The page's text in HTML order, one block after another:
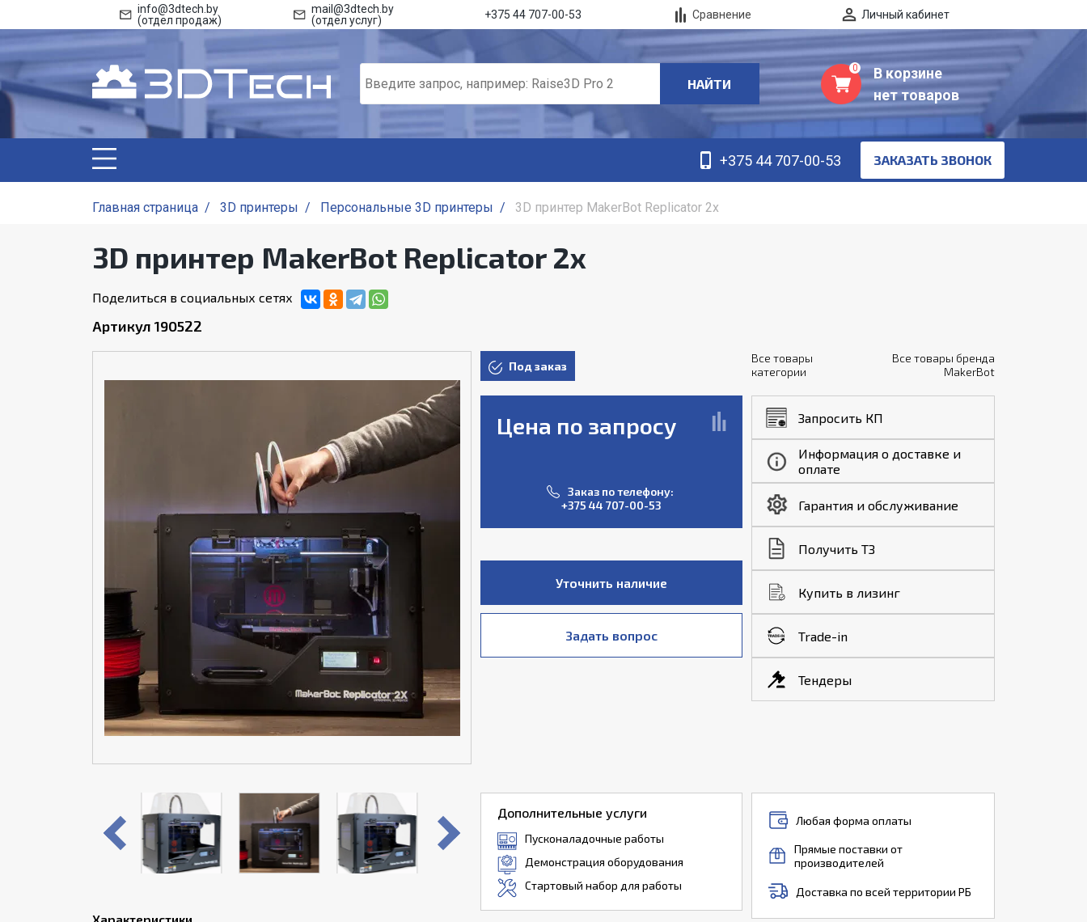
info@3dtech.by
(отдел продаж)
mail@3dtech.by
(отдел услуг)
+375 44 707-00-53 Сравнение Личный кабинет
НАЙТИ
0
В корзине
нет товаров
+375 44 707-00-53 ЗАКАЗАТЬ ЗВОНОК
Главная страница / 3D принтеры / Персональные 3D принтеры / 3D принтер MakerBot Replicator 2x
3D принтер MakerBot Replicator 2x
Поделиться в социальных сетях
Артикул 190522
Под заказ
Цена по запросу
Заказ по телефону:
+375 44 707-00-53
Уточнить наличие
Задать вопрос
Все товары
категории
Все товары бренда
MakerBot
Запросить КП
Информация о доставке и
оплате
Гарантия и обслуживание
Получить ТЗ
Купить в лизинг
Trade-in
Тендеры
Дополнительные услуги
Пусконаладочные работы
Демонстрация оборудования
Стартовый набор для работы
Любая форма оплаты
Прямые поставки от
производителей
Доставка по всей территории РБ